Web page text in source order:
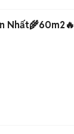
Nhất🌾60m2🔥